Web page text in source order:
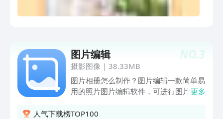
仙女就是你。超智能五官定位，瘦脸、粉
钟变乔妹也是几秒钟的事儿哟(＾Ｕ＾)
【故事拼图】海量的时尚拼图模板，智能
水印，打造属于你的个性照片墙，拼出好
心情。用故事记录你的的品质生活。出门
旅游党的必备呢！【疯狂】实时人脸识
别，丰富多样的角色，火箭般的更新速
NO.3
图片编辑
摄影图像 | 38.33MB
图片相册怎么制作？图片编辑一款简单易
用的照片图片编辑软件，可进行图片编
制作，图片处理和拼图制作需求。
更多
人气下载榜TOP100